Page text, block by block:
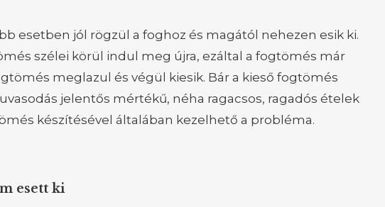
esetben jól rögzül a foghoz és magától nehezen esik ki.
szélei körül indul meg újra, ezáltal a fogtömés már
meglazul és végül kiesik. Bár a kieső fogtömés
jelentős mértékű, néha ragacsos, ragadós ételek
készítésével általában kezelhető a probléma.
esett ki